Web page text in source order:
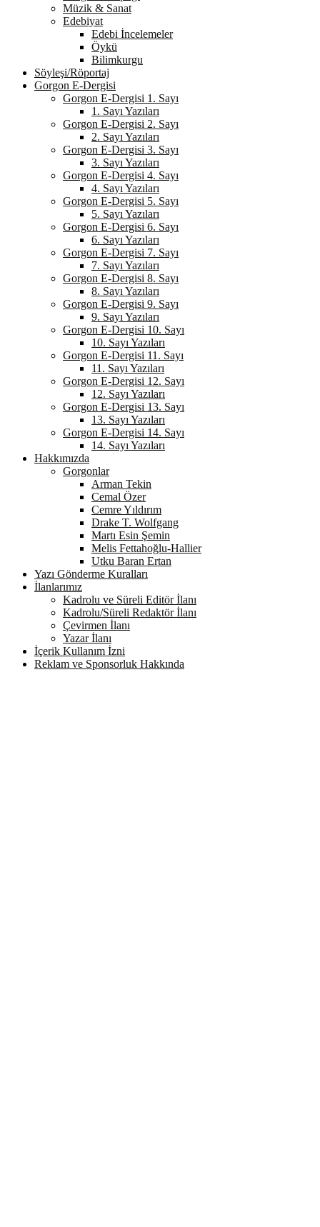
Müzik & Sanat
Edebiyat
Edebi İncelemeler
Öykü
Bilimkurgu
Söyleşi/Röportaj
Gorgon E-Dergisi
Gorgon E-Dergisi 1. Sayı
1. Sayı Yazıları
Gorgon E-Dergisi 2. Sayı
2. Sayı Yazıları
Gorgon E-Dergisi 3. Sayı
3. Sayı Yazıları
Gorgon E-Dergisi 4. Sayı
4. Sayı Yazıları
Gorgon E-Dergisi 5. Sayı
5. Sayı Yazıları
Gorgon E-Dergisi 6. Sayı
6. Sayı Yazıları
Gorgon E-Dergisi 7. Sayı
7. Sayı Yazıları
Gorgon E-Dergisi 8. Sayı
8. Sayı Yazıları
Gorgon E-Dergisi 9. Sayı
9. Sayı Yazıları
Gorgon E-Dergisi 10. Sayı
10. Sayı Yazıları
Gorgon E-Dergisi 11. Sayı
11. Sayı Yazıları
Gorgon E-Dergisi 12. Sayı
12. Sayı Yazıları
Gorgon E-Dergisi 13. Sayı
13. Sayı Yazıları
Gorgon E-Dergisi 14. Sayı
14. Sayı Yazıları
Hakkımızda
Gorgonlar
Arman Tekin
Cemal Özer
Cemre Yıldırım
Drake T. Wolfgang
Martı Esin Şemin
Melis Fettahoğlu-Hallier
Utku Baran Ertan
Yazı Gönderme Kuralları
İlanlarımız
Kadrolu ve Süreli Editör İlanı
Kadrolu/Süreli Redaktör İlanı
Çevirmen İlanı
Yazar İlanı
İçerik Kullanım İzni
Reklam ve Sponsorluk Hakkında